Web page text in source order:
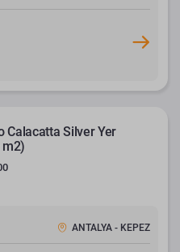
Calacatta Silver Yer
m2)
ANTALYA - KEPEZ